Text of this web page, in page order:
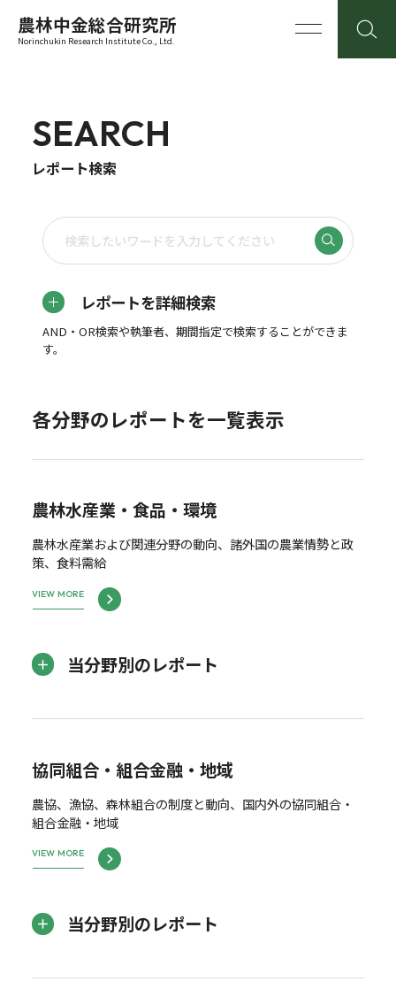
農林中金総合研究所
Norinchukin Research Institute Co., Ltd.
SEARCH
レポート検索
レポートを詳細検索
AND・OR検索や執筆者、期間指定で検索することができま
す。
各分野のレポートを一覧表示
農林水産業・食品・環境
農林水産業および関連分野の動向、諸外国の農業情勢と政
策、食料需給
VIEW MORE
当分野別のレポート
協同組合・組合金融・地域
農協、漁協、森林組合の制度と動向、国内外の協同組合・
組合金融・地域
VIEW MORE
当分野別のレポート